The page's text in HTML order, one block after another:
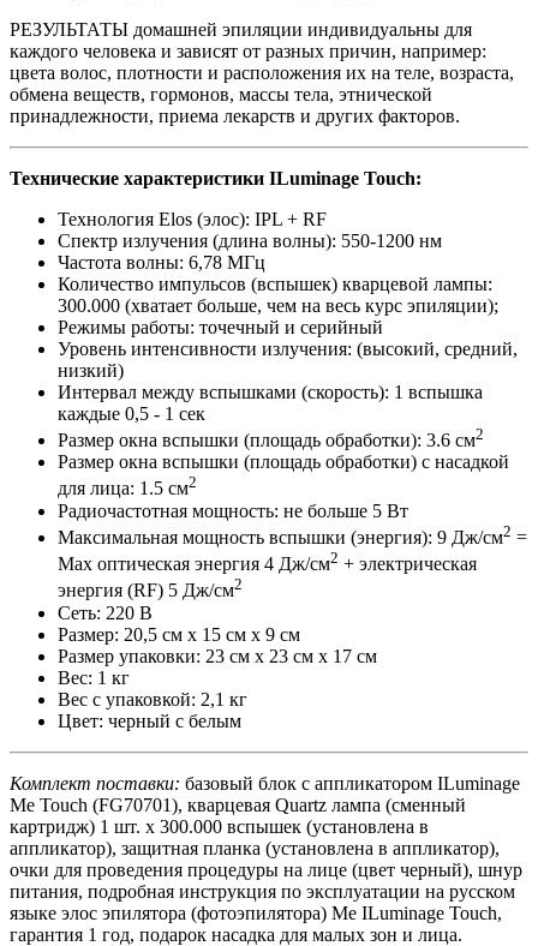
РЕЗУЛЬТАТЫ домашней эпиляции индивидуальны для
каждого человека и зависят от разных причин, например:
цвета волос, плотности и расположения их на теле, возраста,
обмена веществ, гормонов, массы тела, этнической
принадлежности, приема лекарств и других факторов.
Технические характеристики ILuminage Touch:
Технология Elos (элос): IPL + RF
Спектр излучения (длина волны): 550-1200 нм
Частота волны: 6,78 МГц
Количество импульсов (вспышек) кварцевой лампы:
300.000 (хватает больше, чем на весь курс эпиляции);
Режимы работы: точечный и серийный
Уровень интенсивности излучения: (высокий, средний,
низкий)
Интервал между вспышками (скорость): 1 вспышка
каждые 0,5 - 1 сек
Размер окна вспышки (площадь обработки): 3.6 см2
Размер окна вспышки (площадь обработки) с насадкой
для лица: 1.5 см2
Радиочастотная мощность: не больше 5 Вт
Максимальная мощность вспышки (энергия): 9 Дж/см2 =
Max оптическая энергия 4 Дж/cм2 + электрическая
энергия (RF) 5 Дж/cм2
Сеть: 220 В
Размер: 20,5 см х 15 см х 9 см
Размер упаковки: 23 см х 23 см х 17 см
Вес: 1 кг
Вес с упаковкой: 2,1 кг
Цвет: черный с белым
Комплект поставки: базовый блок с аппликатором ILuminage
Me Touch (FG70701), кварцевая Quartz лампа (сменный
картридж) 1 шт. х 300.000 вспышек (установлена в
аппликатор), защитная планка (установлена в аппликатор),
очки для проведения процедуры на лице (цвет черный), шнур
питания, подробная инструкция по эксплуатации на русском
языке элос эпилятора (фотоэпилятора) Me ILuminage Touch,
гарантия 1 год, подарок насадка для малых зон и лица.